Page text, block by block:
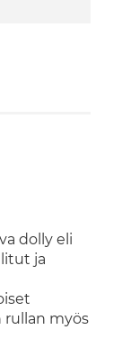
dolly eli
ja
rullan myös